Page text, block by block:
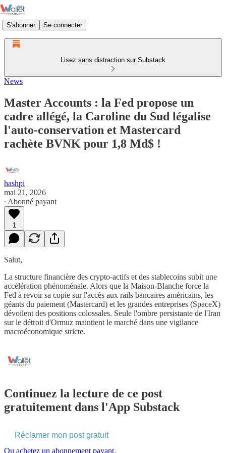
S'abonner Se connecter
Lisez sans distraction sur Substack
News
Master Accounts : la Fed propose un
cadre allégé, la Caroline du Sud légalise
l'auto-conservation et Mastercard
rachète BVNK pour 1,8 Md$ !
hashpi
mai 21, 2026
∙ Abonné payant
1
Salut,
La structure financière des crypto-actifs et des stablecoins subit une
accélération phénoménale. Alors que la Maison-Blanche force la
Fed à revoir sa copie sur l'accès aux rails bancaires américains, les
géants du paiement (Mastercard) et les grandes entreprises (SpaceX)
dévoilent des positions colossales. Seule l'ombre persistante de l'Iran
sur le détroit d'Ormuz maintient le marché dans une vigilance
macroéconomique stricte.
Continuez la lecture de ce post
gratuitement dans l'App Substack
Réclamer mon post gratuit
Ou achetez un abonnement payant.